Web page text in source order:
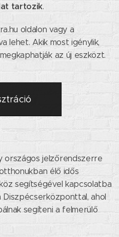
tartozik.
oldalon vagy a
lehet. Akik most igénylik,
az új eszközt.
országos jelzőrendszerre
élő idős
segítségével kapcsolatba
Diszpécserközponttal, ahol
segíteni a felmerülő